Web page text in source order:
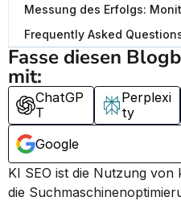
Messung des Erfolgs:
Frequently Asked
Fasse diesen
mit:
ChatGP
T
Perplexi
ty
Google
KI SEO ist die Nutzung
die